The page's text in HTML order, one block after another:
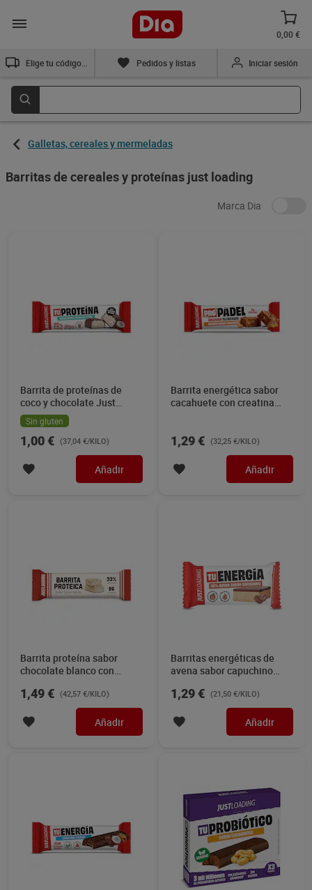
0,00 €
Pedidos y listas Iniciar sesión
Galletas, cereales y mermeladas
Barritas de cereales y proteínas just loading
Marca Dia
Barrita de proteínas de
coco y chocolate Just
loading 27 g
Sin gluten
1,00 € (37,04 €/KILO)
Añadir
Barrita energética sabor
cacahuete con creatina
1,29 € (32,25 €/KILO)
Añadir
Barrita proteína sabor
chocolate blanco con
35 g
1,49 € (42,57 €/KILO)
Añadir
Barritas energéticas de
avena sabor capuchino
1,29 € (21,50 €/KILO)
Añadir